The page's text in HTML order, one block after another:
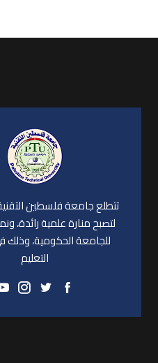
تتطلع جامعة فلسطين
لتصبح منارة علمية رائدة،
للجامعة الحكومية،
التعليم